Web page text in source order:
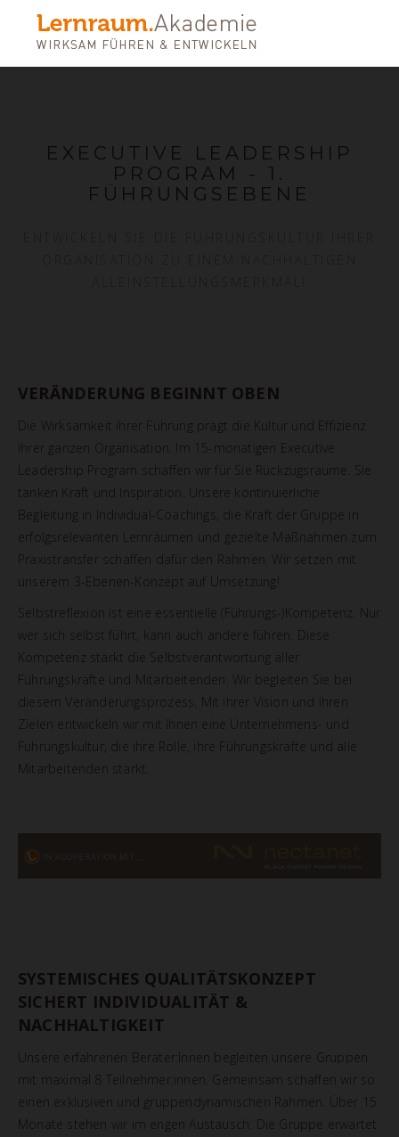
EXECUTIVE LEADERSHIP
PROGRAM - 1.
FÜHRUNGSEBENE
VERÄNDERUNG BEGINNT OBEN
Die Wirksamkeit ihrer Führung prägt die Kultur und Effizienz
ihrer ganzen Organisation. Im 15-monatigen Executive
Leadership Program schaffen wir für Sie Rückzugsräume. Sie
tanken Kraft und Inspiration. Unsere kontinuierliche
Begleitung in Individual-Coachings, die Kraft der Gruppe in
erfolgsrelevanten Lernräumen und gezielte Maßnahmen zum
Praxistransfer schaffen dafür den Rahmen. Wir setzen mit
unserem 3-Ebenen-Konzept auf Umsetzung!
Selbstreflexion ist eine essentielle (Führungs-)Kompetenz. Nur
wer sich selbst führt, kann auch andere führen. Diese
Kompetenz stärkt die Selbstverantwortung aller
Führungskräfte und Mitarbeitenden. Wir begleiten Sie bei
diesem Veränderungsprozess. Mit ihrer Vision und ihren
Zielen entwickeln wir mit Ihnen eine Unternehmens- und
Führungskultur, die ihre Rolle, ihre Führungskräfte und alle
Mitarbeitenden stärkt.
SYSTEMISCHES QUALITÄTSKONZEPT
SICHERT INDIVIDUALITÄT &
NACHHALTIGKEIT
Unsere erfahrenen Berater:Innen begleiten unsere Gruppen
mit maximal 8 Teilnehmer:innen. Gemeinsam schaffen wir so
einen exklusiven und gruppendynamischen Rahmen. Über 15
Monate stehen wir im engen Austausch: Die Gruppe erwartet